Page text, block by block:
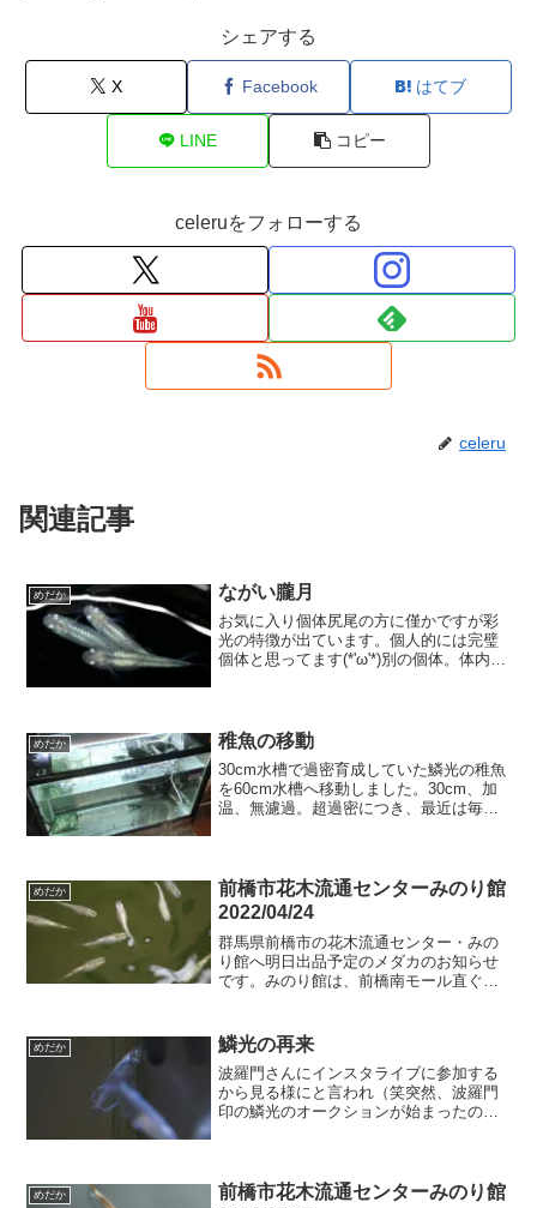
シェアする
X Facebook はてブ
LINE コピー
celeruをフォローする
celeru
関連記事
めだか ながい朧月
お気に入り個体尻尾の方に僅かですが彩
光の特徴が出ています。個人的には完璧
個体と思ってます(*'ω'*)別の個体。体内光
すると分かり易い...
めだか 稚魚の移動
30cm水槽で過密育成していた鱗光の稚魚
を60cm水槽へ移動しました。30cm、加
温、無濾過。超過密につき、最近は毎日
ルタ。これで毎日...
めだか
前橋市花木流通センターみのり館
2022/04/24
群馬県前橋市の花木流通センター・みの
り館へ明日出品予定のメダカのお知らせ
です。みのり館は、前橋南モール直ぐ近
ッシングワイドフィンMIXゾウリムシウ
ィローモスおしらせア...
めだか 鱗光の再来
波羅門さんにインスタライブに参加する
から見る様にと言われ（笑突然、波羅門
印の鱗光のオークションが始まったので
殖やそう...
めだか
前橋市花木流通センターみのり館